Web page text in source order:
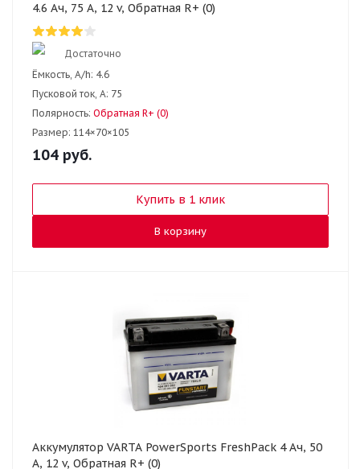
4.6 Ач, 75 А, 12 v, Обратная R+ (0)
Достаточно
Ёмкость, A/h: 4.6
Пусковой ток, А: 75
Полярность: Обратная R+ (0)
Размер: 114×70×105
104 руб.
Купить в 1 клик
В корзину
Аккумулятор VARTA PowerSports FreshPack 4 Ач, 50
А, 12 v, Обратная R+ (0)